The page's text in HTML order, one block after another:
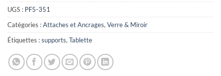
UGS : PF5-351
Catégories :Attaches et Ancrages,Verre & Miroir
Étiquettes :supports,Tablette